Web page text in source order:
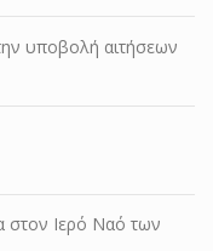
υποβολή αιτήσεων
στον Ιερό Ναό των